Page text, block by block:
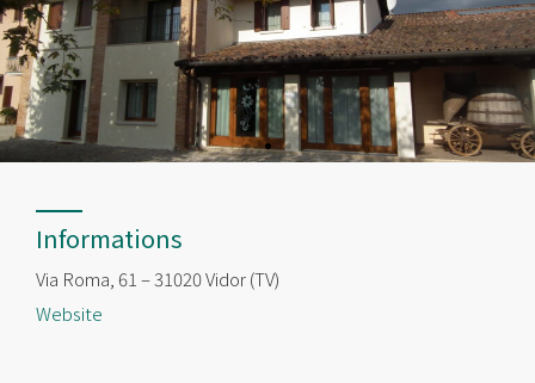
Informations
Via Roma, 61 – 31020 Vidor (TV)
Website